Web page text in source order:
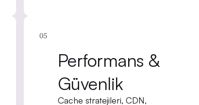
05
Performans &
Güvenlik
Cache stratejileri, CDN,